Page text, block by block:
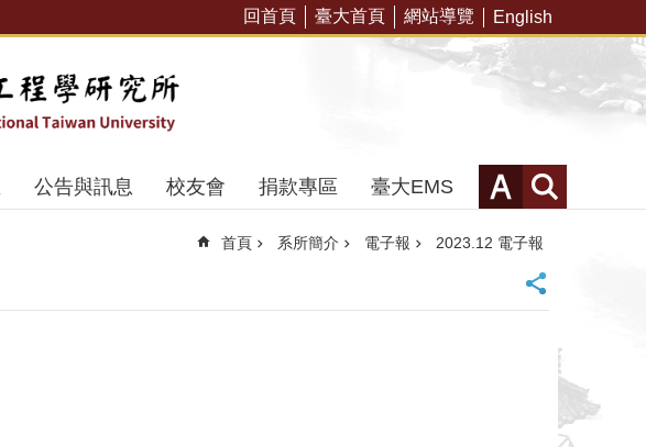
回首頁 臺大首頁 網站導覽 English
公告與訊息 校友會 捐款專區 臺大EMS
首頁 系所簡介 電子報 2023.12 電子報